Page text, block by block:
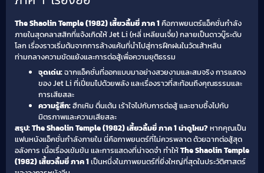
The Shaolin Temple (1982) เสี้ยวลิ้มยี่ ภาค 1คือภาพยนตร์แอ็คชั่นกำลัง
ภายในสุดคลาสสิกที่แจ้งเกิดให้ Jet Li (หลี่ เหลียนเจี๋ย) กลายเป็นดาวบู๊ระดับ
โลก เรื่องราวเริ่มต้นจากการล้างแค้นที่นำไปสู่การฝึกฝนในวัดเส้าหลิน
ท่ามกลางความขัดแย้งและการต่อสู้เพื่อความยุติธรรม
จุดเด่น:ฉากแอ็คชั่นที่ออกแบบมาอย่างสวยงามและสมจริง การแสดง
ของ Jet Li ที่เปี่ยมไปด้วยพลัง และเรื่องราวที่สะท้อนถึงคุณธรรมและ
การเสียสละ
ความรู้สึก:ฮึกเหิม ตื่นเต้น เร้าใจไปกับการต่อสู้ และซาบซึ้งไปกับ
มิตรภาพและความเสียสละ
สรุป: The Shaolin Temple (1982) เสี้ยวลิ้มยี่ ภาค 1 น่าดูไหม?หากคุณเป็น
แฟนหนังแอ็คชั่นกำลังภายใน นี่คือภาพยนตร์ที่ไม่ควรพลาด ด้วยฉากต่อสู้สุด
อลังการ เนื้อเรื่องเข้มข้น และการแสดงที่น่าจดจำ ทำให้The Shaolin Temple
(1982) เสี้ยวลิ้มยี่ ภาค 1เป็นหนึ่งในภาพยนตร์ที่ยิ่งใหญ่ที่สุดในประวัติศาสตร์